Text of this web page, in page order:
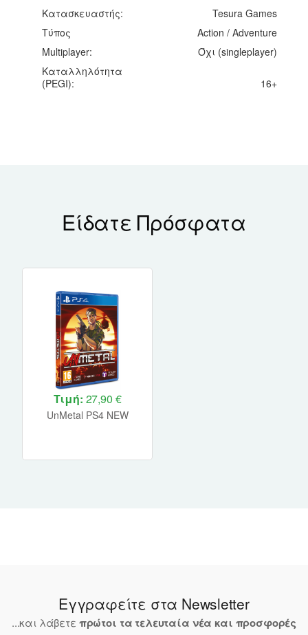
Κατασκευαστής:
Tesura Games
Τύπος
Action / Adventure
Multiplayer:
Όχι (singleplayer)
Καταλληλότητα
(PEGI):
16+
Είδατε Πρόσφατα
Τιμή: 27,90 €
UnMetal PS4 NEW
Εγγραφείτε στα Newsletter
...και λάβετε πρώτοι τα τελευταία νέα και προσφορές